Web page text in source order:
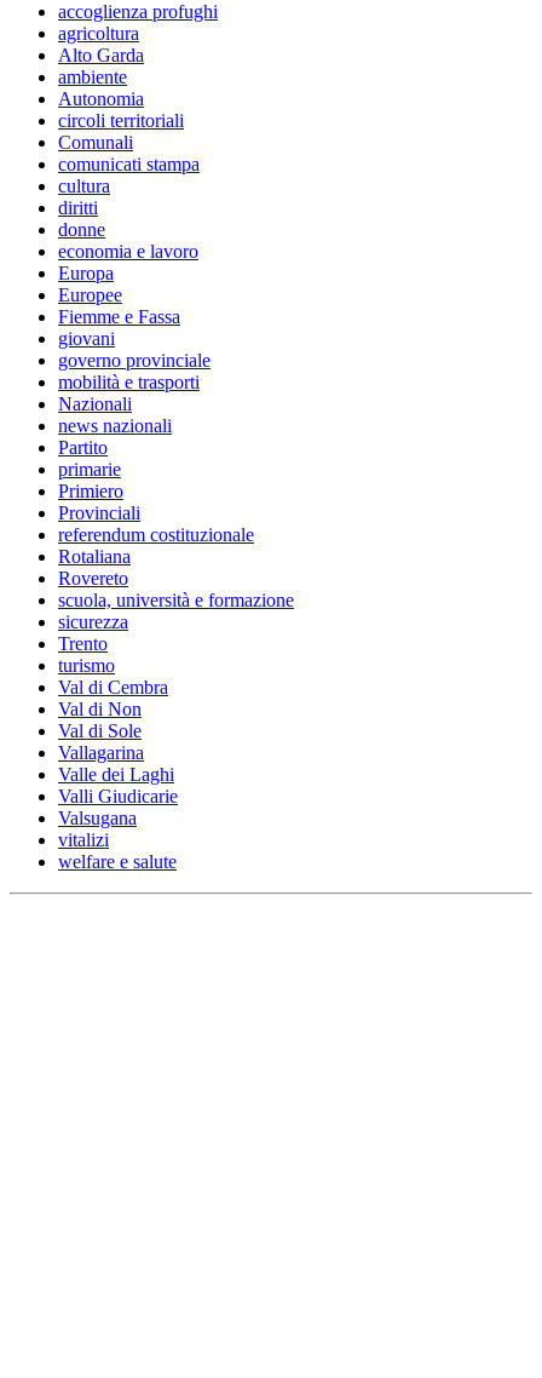
accoglienza profughi
agricoltura
Alto Garda
ambiente
Autonomia
circoli territoriali
Comunali
comunicati stampa
cultura
diritti
donne
economia e lavoro
Europa
Europee
Fiemme e Fassa
giovani
governo provinciale
mobilità e trasporti
Nazionali
news nazionali
Partito
primarie
Primiero
Provinciali
referendum costituzionale
Rotaliana
Rovereto
scuola, università e formazione
sicurezza
Trento
turismo
Val di Cembra
Val di Non
Val di Sole
Vallagarina
Valle dei Laghi
Valli Giudicarie
Valsugana
vitalizi
welfare e salute